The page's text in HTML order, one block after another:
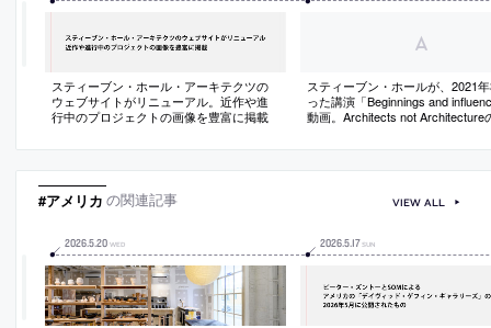
スティーブン・ホール・アーキテクツの
ウェブサイトがリニューアル。近作や進
行中のプロジェクトの画像を豊富に掲載
スティーブン・ホールが、2021
った講演「Beginnings and
動画。Architects not Architecture
#アメリカ の関連記事
2026.5.20 WED 2026.5.17 SUN
VIEW ALL